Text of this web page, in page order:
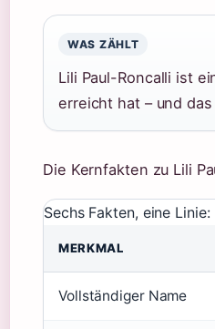
WAS ZÄHLT
Lili Paul-Roncalli ist
erreicht hat – und
Die Kernfakten zu Lili
Sechs Fakten, eine
MERKMAL
Vollständiger Name